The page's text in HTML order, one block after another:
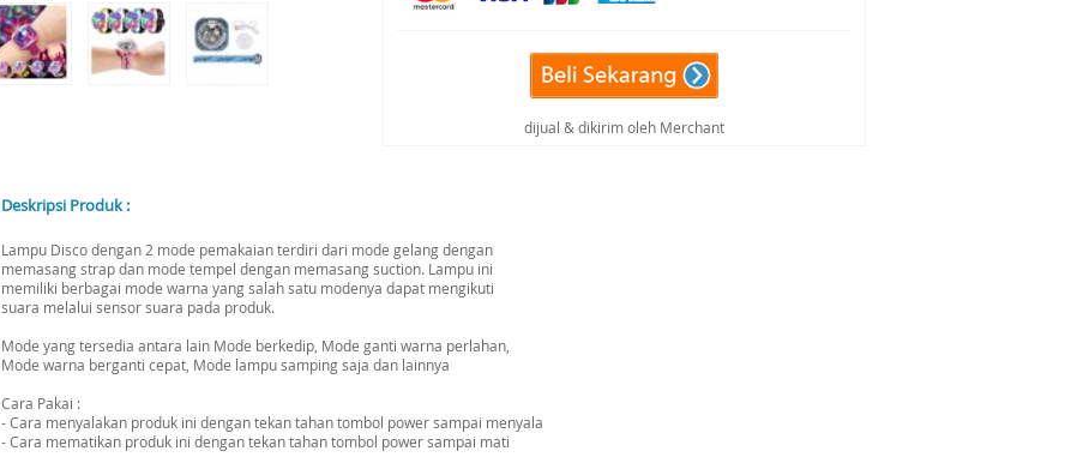
dijual & dikirim oleh Merchant
Deskripsi Produk :
Lampu Disco dengan 2 mode pemakaian terdiri dari mode gelang dengan
memasang strap dan mode tempel dengan memasang suction. Lampu ini
memiliki berbagai mode warna yang salah satu modenya dapat mengikuti
suara melalui sensor suara pada produk.
Mode yang tersedia antara lain Mode berkedip, Mode ganti warna perlahan,
Mode warna berganti cepat, Mode lampu samping saja dan lainnya
Cara Pakai :
- Cara menyalakan produk ini dengan tekan tahan tombol power sampai menyala
- Cara mematikan produk ini dengan tekan tahan tombol power sampai mati